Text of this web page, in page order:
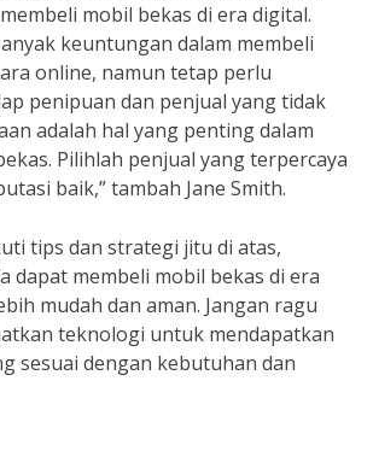
mobil bekas di era digital.
keuntungan dalam membeli
online, namun tetap perlu
penipuan dan penjual yang tidak
adalah hal yang penting dalam
Pilihlah penjual yang terpercaya
baik,” tambah Jane Smith.
tips dan strategi jitu di atas,
dapat membeli mobil bekas di era
mudah dan aman. Jangan ragu
teknologi untuk mendapatkan
sesuai dengan kebutuhan dan